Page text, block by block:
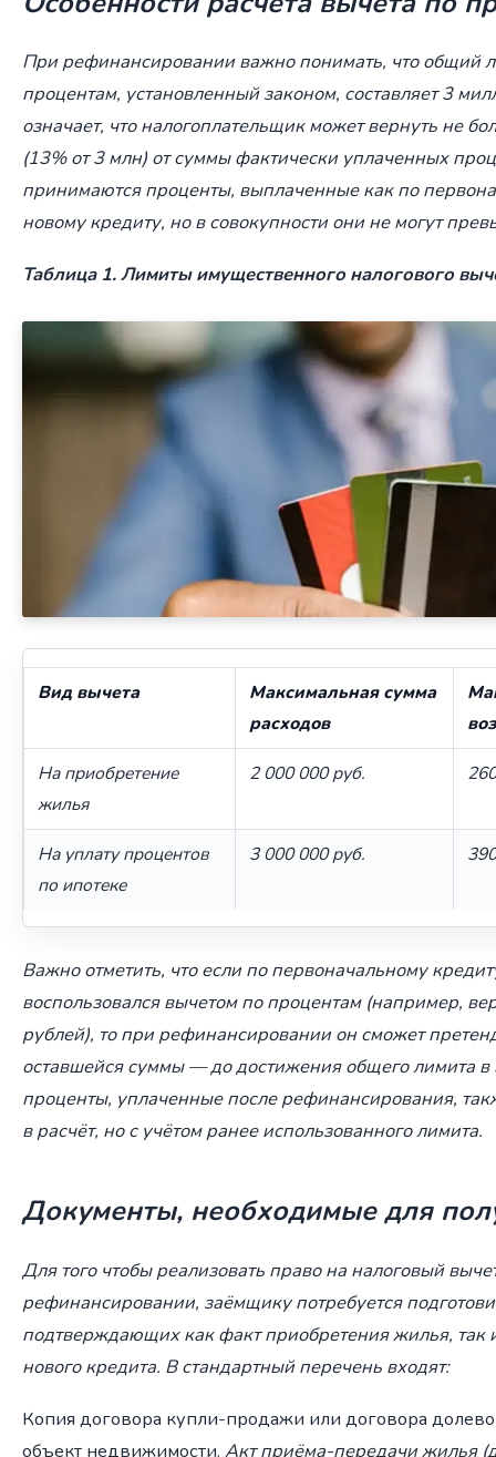
При рефинансировании важно понимать, что общий
процентам, установленный законом, составляет 3
означает, что налогоплательщик может вернуть не
(13% от 3 млн) от суммы фактически уплаченных
принимаются проценты, выплаченные как по
новому кредиту, но в совокупности они не могут
Таблица 1. Лимиты имущественного налогового
Вид вычета
Максимальная сумма
расходов
На приобретение
жилья
2 000 000 руб.
На уплату процентов
по ипотеке
3 000 000 руб.
Важно отметить, что если по первоначальному
воспользовался вычетом по процентам (например,
рублей), то при рефинансировании он сможет
оставшейся суммы — до достижения общего лимита
проценты, уплаченные после рефинансирования,
в расчёт, но с учётом ранее использованного лимита.
Документы, необходимые для
Для того чтобы реализовать право на налоговый
рефинансировании, заёмщику потребуется
подтверждающих как факт приобретения жилья, так
нового кредита. В стандартный перечень входят:
Копия договора купли-продажи или договора
объект недвижимости. Акт приёма-передачи жилья